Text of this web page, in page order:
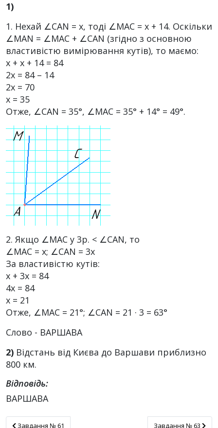
1)
1. Нехай ∠САN = х, тоді ∠МАС = х + 14. Оскільки
∠MAN = ∠МАС + ∠СAN (згідно з основною
властивістю вимірювання кутів), то маємо:
х + х + 14 = 84
2х = 84 – 14
2х = 70
х = 35
Отже, ∠САN = 35°, ∠МАС = 35° + 14° = 49°.
2. Якщо ∠МАС у 3р. < ∠САN, то
∠МАС = х; ∠САN = 3х
За властивістю кутів:
х + 3х = 84
4х = 84
х = 21
Отже, ∠МАС = 21°; ∠САN = 21 · 3 = 63°
Слово - ВАРШАВА
2) Відстань від Києва до Варшави приблизно
800 км.
Відповідь:
ВАРШАВА
Завдання № 61
Завдання № 61 Завдання № 63
Завдання № 63